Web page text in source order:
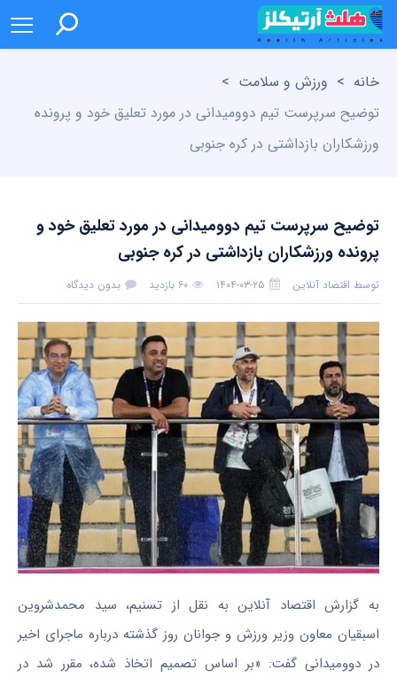
خانه > ورزش و سلامت >
توضیح سرپرست تیم دوومیدانی در مورد تعلیق خود و پرونده
ورزشکاران بازداشتی در کره جنوبی
توضیح سرپرست تیم دوومیدانی در مورد تعلیق خود و
پرونده ورزشکاران بازداشتی در کره جنوبی
توسط اقتصاد آنلاین ۱۴۰۴-۰۳-۲۵ ۶۰ بازدید بدون دیدگاه
به گزارش اقتصاد آنلاین به نقل از تسنیم، سید محمدشروین
اسبقیان معاون وزیر ورزش و جوانان روز گذشته درباره ماجرای اخیر
در دوومیدانی گفت: «بر اساس تصمیم اتخاذ شده، مقرر شد در